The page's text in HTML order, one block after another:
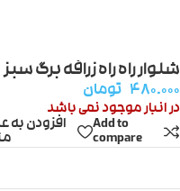
شلوار راه راه زرافه برگ سبز
۴۸۰.۰۰۰ تومان
در انبار موجود نمی باشد
Add to
compare
افزودن به